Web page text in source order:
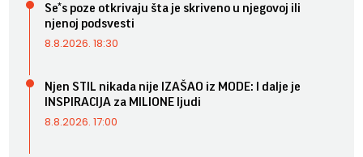
Se*s poze otkrivaju šta je skriveno u njegovoj ili
njenoj podsvesti
8.8.2026. 18:30
Njen STIL nikada nije IZAŠAO iz MODE: I dalje je
INSPIRACIJA za MILIONE ljudi
8.8.2026. 17:00